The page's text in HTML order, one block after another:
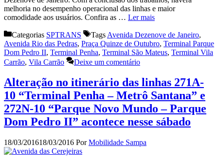
melhoria no desempenho operacional das linhas e maior
comodidade aos usuários. Confira as … Ler mais
Categorias SPTRANS Tags Avenida Dezenove de Janeiro,
Avenida Rio das Pedras, Praça Quinze de Outubro, Terminal Parque
Dom Pedro II, Terminal Penha, Terminal São Mateus, Terminal Vila
Carrão, Vila Carrão Deixe um comentário
Alteração no itinerário das linhas 271A-
10 “Terminal Penha – Metrô Santana” e
272N-10 “Parque Novo Mundo – Parque
Dom Pedro II” acontece nesse sábado
18/03/201618/03/2016 PorMobilidade Sampa